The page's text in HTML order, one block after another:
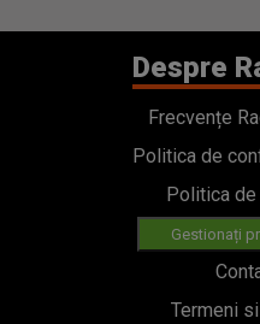
Despre
Frecvențe
Politica de
Politica
Gestionați
Termeni